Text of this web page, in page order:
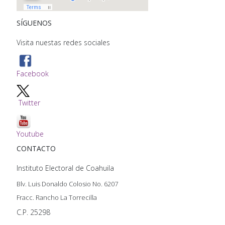
SÍGUENOS
Visita nuestas redes sociales
Facebook
Twitter
Youtube
CONTACTO
Instituto Electoral de Coahuila
Blv. Luis Donaldo Colosio No. 6207
Fracc. Rancho La Torrecilla
C.P. 25298